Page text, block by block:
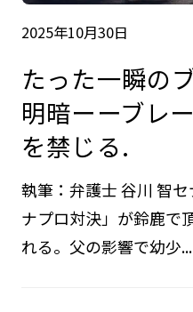
2025年10月30日
たった一瞬の
明暗ーーブレ
を禁じる.
執筆：弁護士 谷川 智
ナプロ対決」が鈴鹿で
れる。父の影響で幼少...